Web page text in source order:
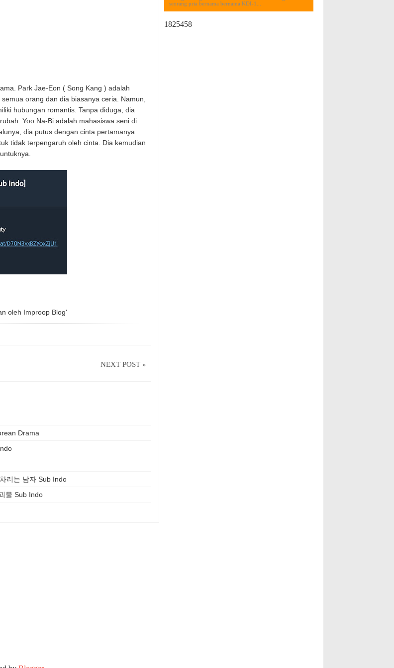
Park Jae-Eon ( Song Kang ) adalah
orang dan dia biasanya ceria. Namun,
hubungan romantis. Tanpa diduga, dia
Yoo Na-Bi adalah mahasiswa seni di
dia putus dengan cinta pertamanya
tidak terpengaruh oleh cinta. Dia kemudian
oleh Improop Blog'
NEXT POST »
Drama
리는 남자 Sub Indo
물 Sub Indo
seorang pria bernama bernama KDI-1...
1825458